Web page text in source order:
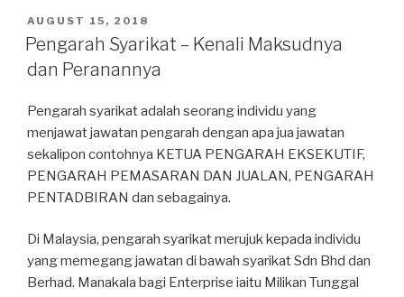
Untuk
Naik
Ke
Sdn
Bhd”
POSTED
ON
AUGUST 15, 2018
Pengarah Syarikat – Kenali Maksudnya
dan Peranannya
Pengarah syarikat adalah seorang individu yang
menjawat jawatan pengarah dengan apa jua jawatan
sekalipon contohnya KETUA PENGARAH EKSEKUTIF,
PENGARAH PEMASARAN DAN JUALAN, PENGARAH
PENTADBIRAN dan sebagainya.
Di Malaysia, pengarah syarikat merujuk kepada individu
yang memegang jawatan di bawah syarikat Sdn Bhd dan
Berhad. Manakala bagi Enterprise iaitu Milikan Tunggal